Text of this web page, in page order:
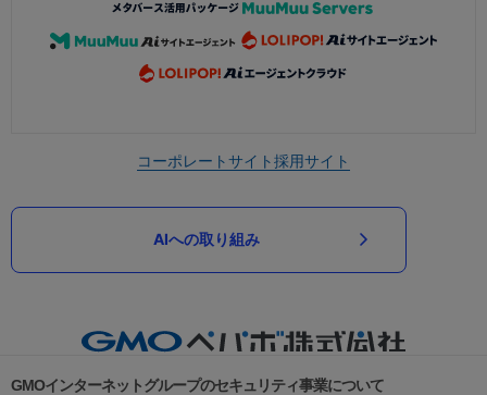
コーポレートサイト採用サイト
AIへの取り組み
GMOインターネットグループのセキュリティ事業について